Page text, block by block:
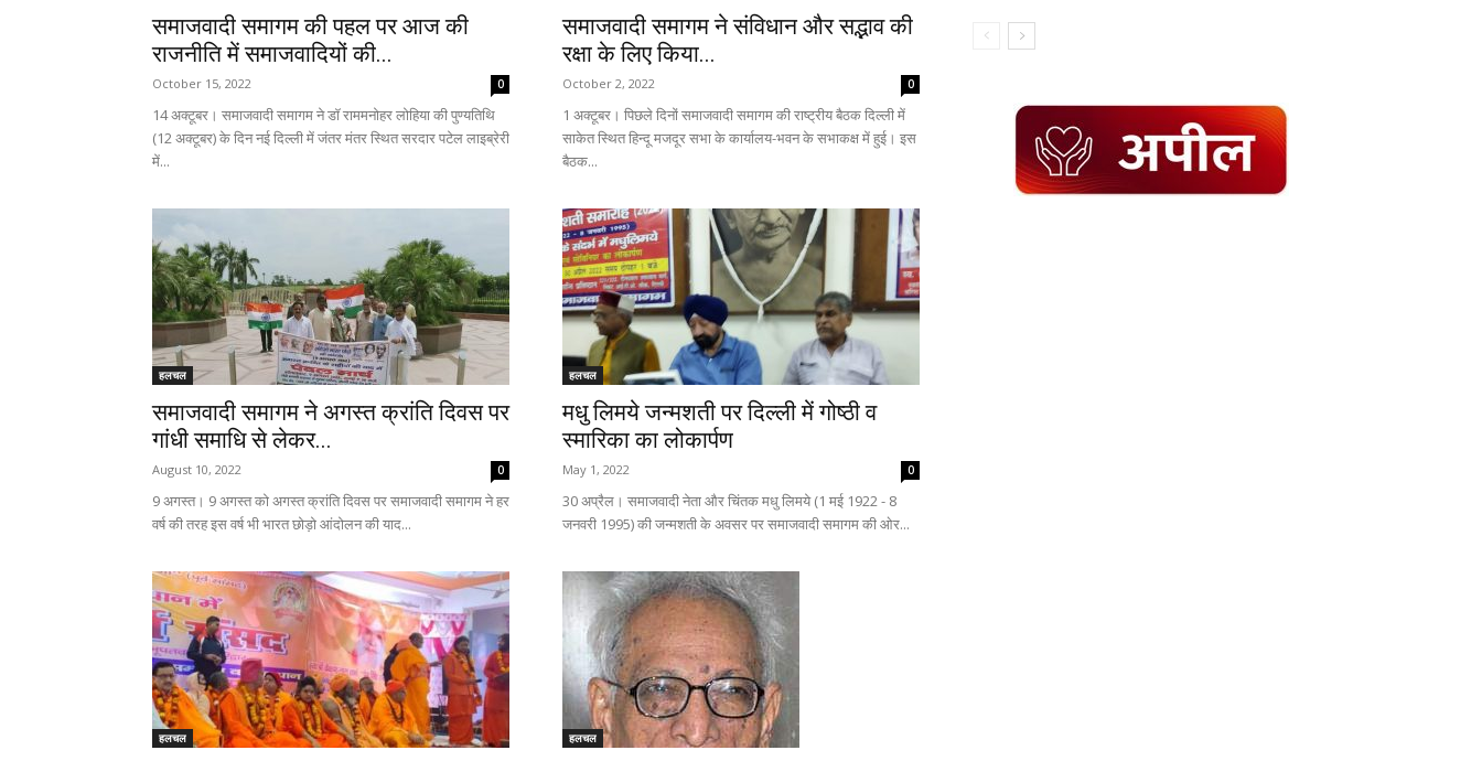
समाजवादी समागम की पहल पर आज की
राजनीति में समाजवादियों की...
October 15, 2022 0
14 अक्टूबर। समाजवादी समागम ने डॉ राममनोहर लोहिया की पुण्यतिथि
(12 अक्टूबर) के दिन नई दिल्ली में जंतर मंतर स्थित सरदार पटेल लाइब्रेरी
में...
समाजवादी समागम ने संविधान और सद्भाव की
रक्षा के लिए किया...
October 2, 2022 0
1 अक्टूबर। पिछले दिनों समाजवादी समागम की राष्ट्रीय बैठक दिल्ली में
साकेत स्थित हिन्दू मजदूर सभा के कार्यालय-भवन के सभाकक्ष में हुई। इस
बैठक...
हलचल
समाजवादी समागम ने अगस्त क्रांति दिवस पर
गांधी समाधि से लेकर...
August 10, 2022 0
9 अगस्त। 9 अगस्त को अगस्त क्रांति दिवस पर समाजवादी समागम ने हर
वर्ष की तरह इस वर्ष भी भारत छोड़ो आंदोलन की याद...
हलचल
मधु लिमये जन्मशती पर दिल्ली में गोष्ठी व
स्मारिका का लोकार्पण
May 1, 2022 0
30 अप्रैल। समाजवादी नेता और चिंतक मधु लिमये (1 मई 1922 - 8
जनवरी 1995) की जन्मशती के अवसर पर समाजवादी समागम की ओर...
हलचल हलचल